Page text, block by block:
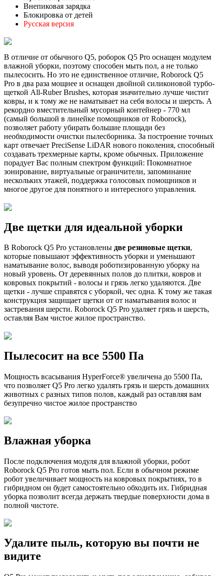
Внепиковая зарядка
Блокировка от детей
Русская версия
В отличие от обычного Q5, роборок Q5 Pro оснащен модулем
влажной уборки, поэтому способен мыть пол, а не только
пылесосить. Но это не единственное отличие, Roborock Q5
Pro в два раза мощнее и оснащен двойной силиконовой турбо-
щеткой All-Ruber Brushes, которая значительно лучше чистит
ковры, и к тому же не наматывает на себя волосы и шерсть. А
рекордно вместительный мусорный контейнер - 770 мл
(самый большой в линейке помощников от Roborock),
позволяет работу убирать большие площади без
необходимости очистки пылесборника. За построение точных
карт отвечает PreciSense LiDAR нового поколения, способный
создавать трехмерные карты, кроме обычных. Приложение
порадует Вас полным спектром функций: Покомнатное
зонирование, виртуальные ограничители, запоминание
нескольких этажей, поддержка голосовых помощников и
многое другое для понятного и интересного управления.
Две щетки для идеальной уборки
В Roborock Q5 Pro установлены две резиновые щетки,
которые повышают эффективность уборки и уменьшают
наматывание волос, выводя роботизированную уборку на
новый уровень. От деревянных полов до плитки, ковров и
ковровых покрытий - волосы и грязь легко удаляются. Две
щетки - лучше справятся с уборкой, чес одна. К тому же такая
конструкция защищает щетки от от наматывания волос и
застревания шерсти. Roborock Q5 Pro удаляет грязь и шерсть,
оставляя Вам чистое жилое пространство.
Пылесосит на все 5500 Па
Мощность всасывания HyperForce® увеличена до 5500 Па,
что позволяет Q5 Pro легко удалять грязь и шерсть домашних
животных с разных типов полов, каждый раз оставляя вам
безупречно чистое жилое пространство
Влажная уборка
После подключения модуля для влажной уборки, робот
Roborock Q5 Pro готов мыть пол. Если в обычном режиме
робот увеличивает мощность на ковровых покрытиях, то в
гибридном он будет самостоятельно обходить их. Гибридная
уборка позволит всегда держать твердые поверхности дома в
полной чистоте.
Удалите пыль, которую вы почти не
видите